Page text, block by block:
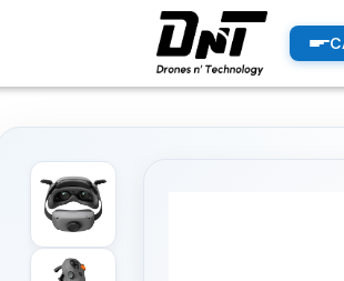
PRODUCTOS
productos destacados